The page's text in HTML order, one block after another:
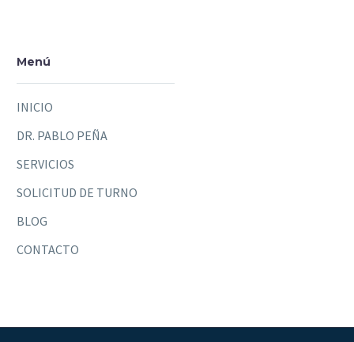
Menú
INICIO
DR. PABLO PEÑA
SERVICIOS
SOLICITUD DE TURNO
BLOG
CONTACTO